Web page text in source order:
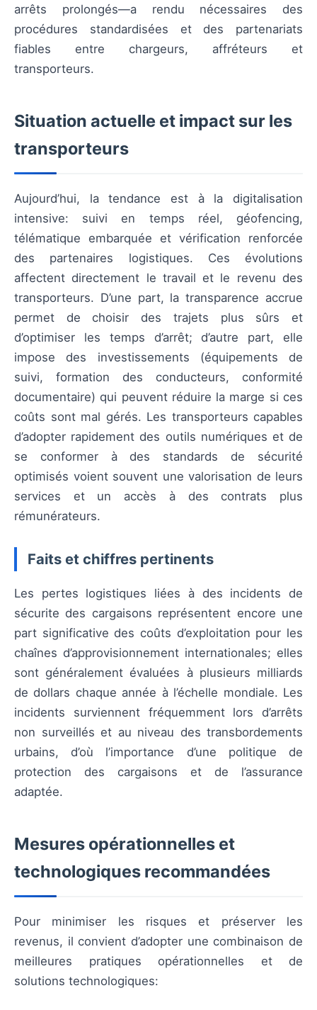
arrêts prolongés—a rendu nécessaires des
procédures standardisées et des partenariats
fiables entre chargeurs, affréteurs et
transporteurs.
Situation actuelle et impact sur les
transporteurs
Aujourd’hui, la tendance est à la digitalisation
intensive: suivi en temps réel, géofencing,
télématique embarquée et vérification renforcée
des partenaires logistiques. Ces évolutions
affectent directement le travail et le revenu des
transporteurs. D’une part, la transparence accrue
permet de choisir des trajets plus sûrs et
d’optimiser les temps d’arrêt; d’autre part, elle
impose des investissements (équipements de
suivi, formation des conducteurs, conformité
documentaire) qui peuvent réduire la marge si ces
coûts sont mal gérés. Les transporteurs capables
d’adopter rapidement des outils numériques et de
se conformer à des standards de sécurité
optimisés voient souvent une valorisation de leurs
services et un accès à des contrats plus
rémunérateurs.
Faits et chiffres pertinents
Les pertes logistiques liées à des incidents de
sécurite des cargaisons représentent encore une
part significative des coûts d’exploitation pour les
chaînes d’approvisionnement internationales; elles
sont généralement évaluées à plusieurs milliards
de dollars chaque année à l’échelle mondiale. Les
incidents surviennent fréquemment lors d’arrêts
non surveillés et au niveau des transbordements
urbains, d’où l’importance d’une politique de
protection des cargaisons et de l’assurance
adaptée.
Mesures opérationnelles et
technologiques recommandées
Pour minimiser les risques et préserver les
revenus, il convient d’adopter une combinaison de
meilleures pratiques opérationnelles et de
solutions technologiques: